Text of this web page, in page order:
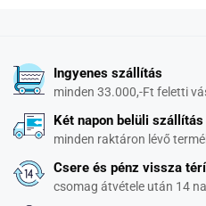
Ingyenes szállítás
minden 33.000,-Ft feletti
Két napon belüli szállítás
minden raktáron lévő
Csere és pénz vissza
csomag átvétele után 14